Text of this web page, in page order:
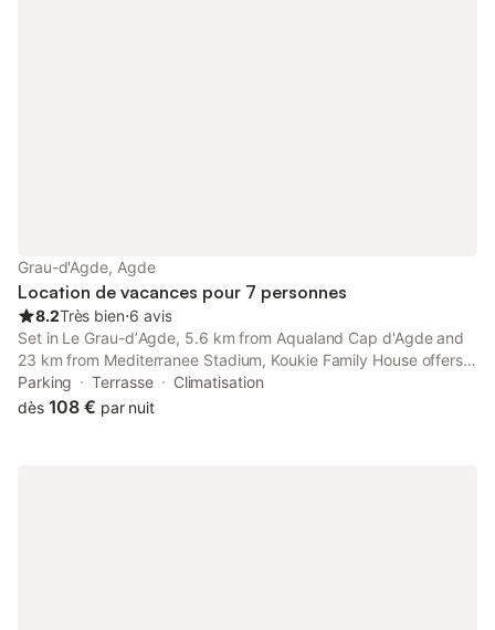
Grau-d'Agde, Agde
Location de vacances pour 7 personnes
8.2Très bien⋅6 avis
Set in Le Grau-dʼAgde, 5.6 km from Aqualand Cap d'Agde and
23 km from Mediterranee Stadium, Koukie Family House offers a
garden and air conditioning.
Parking Terrasse
Climatisation
dès 108 € par nuit